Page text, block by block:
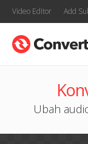
Video Editor Add
Ubah